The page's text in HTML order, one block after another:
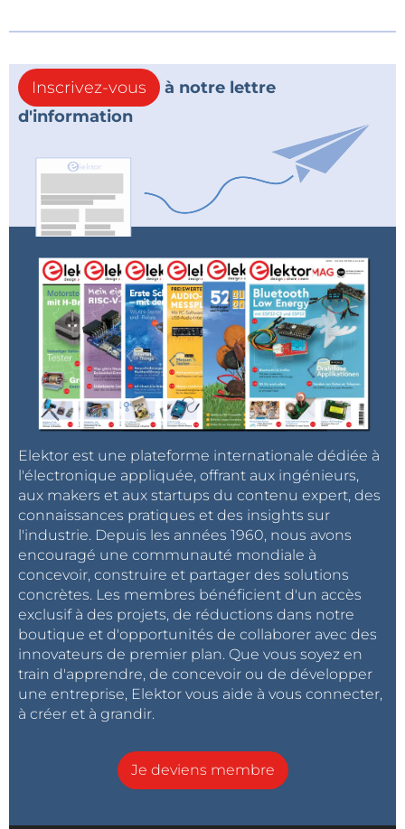
Inscrivez-vous
à notre lettre
d'information
Elektor est une plateforme internationale dédiée à
l'électronique appliquée, offrant aux ingénieurs,
aux makers et aux startups du contenu expert, des
connaissances pratiques et des insights sur
l'industrie. Depuis les années 1960, nous avons
encouragé une communauté mondiale à
concevoir, construire et partager des solutions
concrètes. Les membres bénéficient d'un accès
exclusif à des projets, de réductions dans notre
boutique et d'opportunités de collaborer avec des
innovateurs de premier plan. Que vous soyez en
train d'apprendre, de concevoir ou de développer
une entreprise, Elektor vous aide à vous connecter,
à créer et à grandir.
Je deviens membre